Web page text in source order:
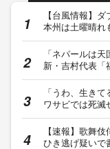
【台風情報】
本州は土曜晴れ
「ネパールは
新・吉村代表「
「うわ、生き
ワサビでは死
【速報】歌舞
ひき逃げ疑いで